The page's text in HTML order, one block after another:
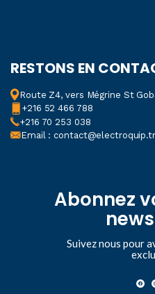
RESTONS EN
Route Z4, vers Mégrine St
+216 52 466 788
+216 70 253 038
Email :
Abonnez
Suivez nous pour